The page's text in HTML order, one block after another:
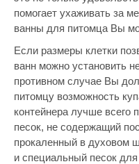
помогает ухаживать за
ванны для питомца Вы
Если размеры клетки
ванн можно установить
противном случае Вы
питомцу возможность
контейнера лучше всего
песок, не содержащий
прокаленный в духовом
и специальный песок